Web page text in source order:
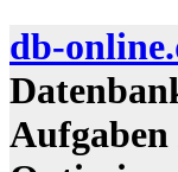
db-